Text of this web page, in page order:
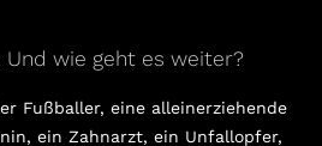
Und wie geht es weiter?
Fußballer, eine alleinerziehende
ein Zahnarzt, ein Unfallopfer,